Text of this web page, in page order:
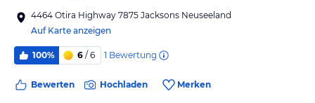
4464 Otira Highway 7875 Jacksons Neuseeland
Auf Karte anzeigen
100% 6 / 6 1 Bewertung
Bewerten Hochladen Merken